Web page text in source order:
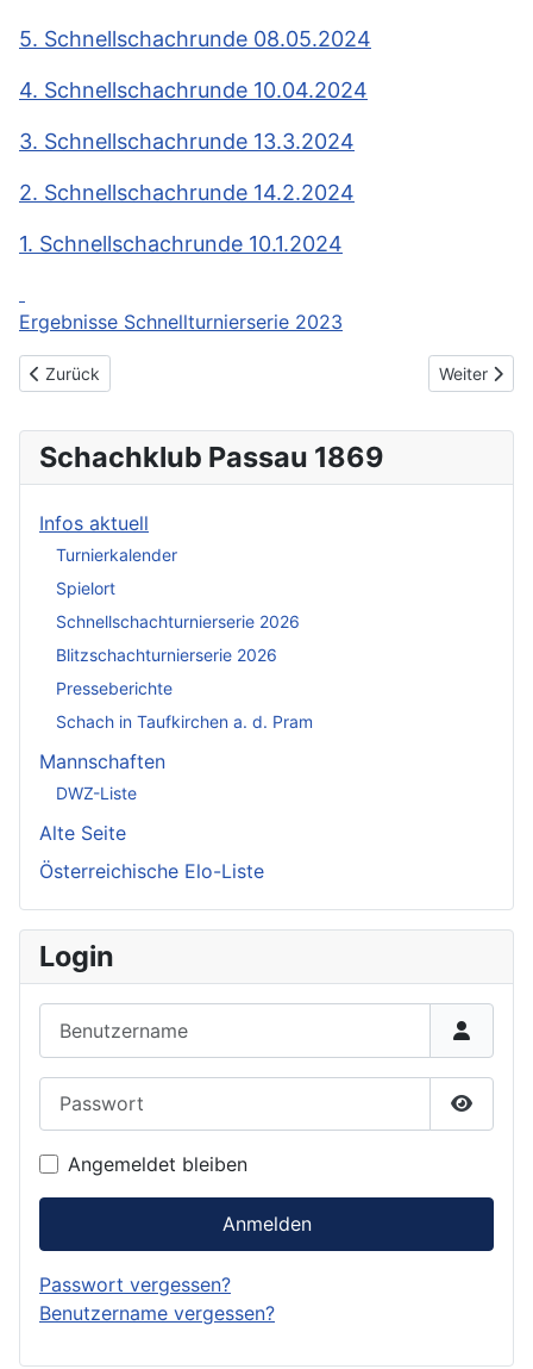
5. Schnellschachrunde 08.05.2024
4. Schnellschachrunde 10.04.2024
3. Schnellschachrunde 13.3.2024
2. Schnellschachrunde 14.2.2024
1. Schnellschachrunde 10.1.2024
Ergebnisse Schnellturnierserie 2023
Vorheriger Beitrag: Sponsor
Zurück Nächster
Weiter
Schachklub Passau 1869
Infos aktuell
Turnierkalender
Spielort
Schnellschachturnierserie 2026
Blitzschachturnierserie 2026
Presseberichte
Schach in Taufkirchen a. d. Pram
Mannschaften
DWZ-Liste
Alte Seite
Österreichische Elo-Liste
Login
Angemeldet bleiben
Anmelden
Passwort vergessen?
Benutzername vergessen?